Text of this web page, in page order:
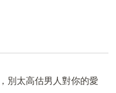
別太高估男人對你的愛